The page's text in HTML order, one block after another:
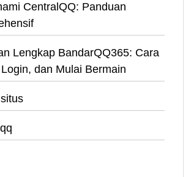
CentralQQ: Panduan
Lengkap BandarQQ365: Cara
dan Mulai Bermain